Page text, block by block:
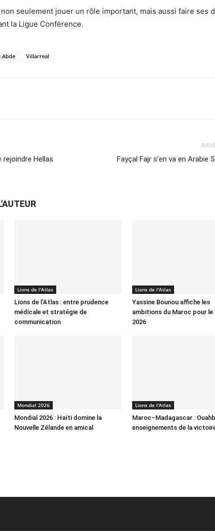
seulement jouer un rôle important, mais aussi faire ses
la Ligue Conférence.
Abde Villarreal
rejoindre Hellas
Fayçal Fajr s’en va en Arabie
Lions de l'Atlas
Lions de l’Atlas : entre prudence
médicale et stratégie de
communication
Lions de l'Atlas
Yassine Bounou affiche les
ambitions du Maroc pour le
2026
Mondial 2026
Mondial 2026 : Haïti domine la
Nouvelle Zélande en amical
Lions de l'Atlas
Maroc–Madagascar :
enseignements de la